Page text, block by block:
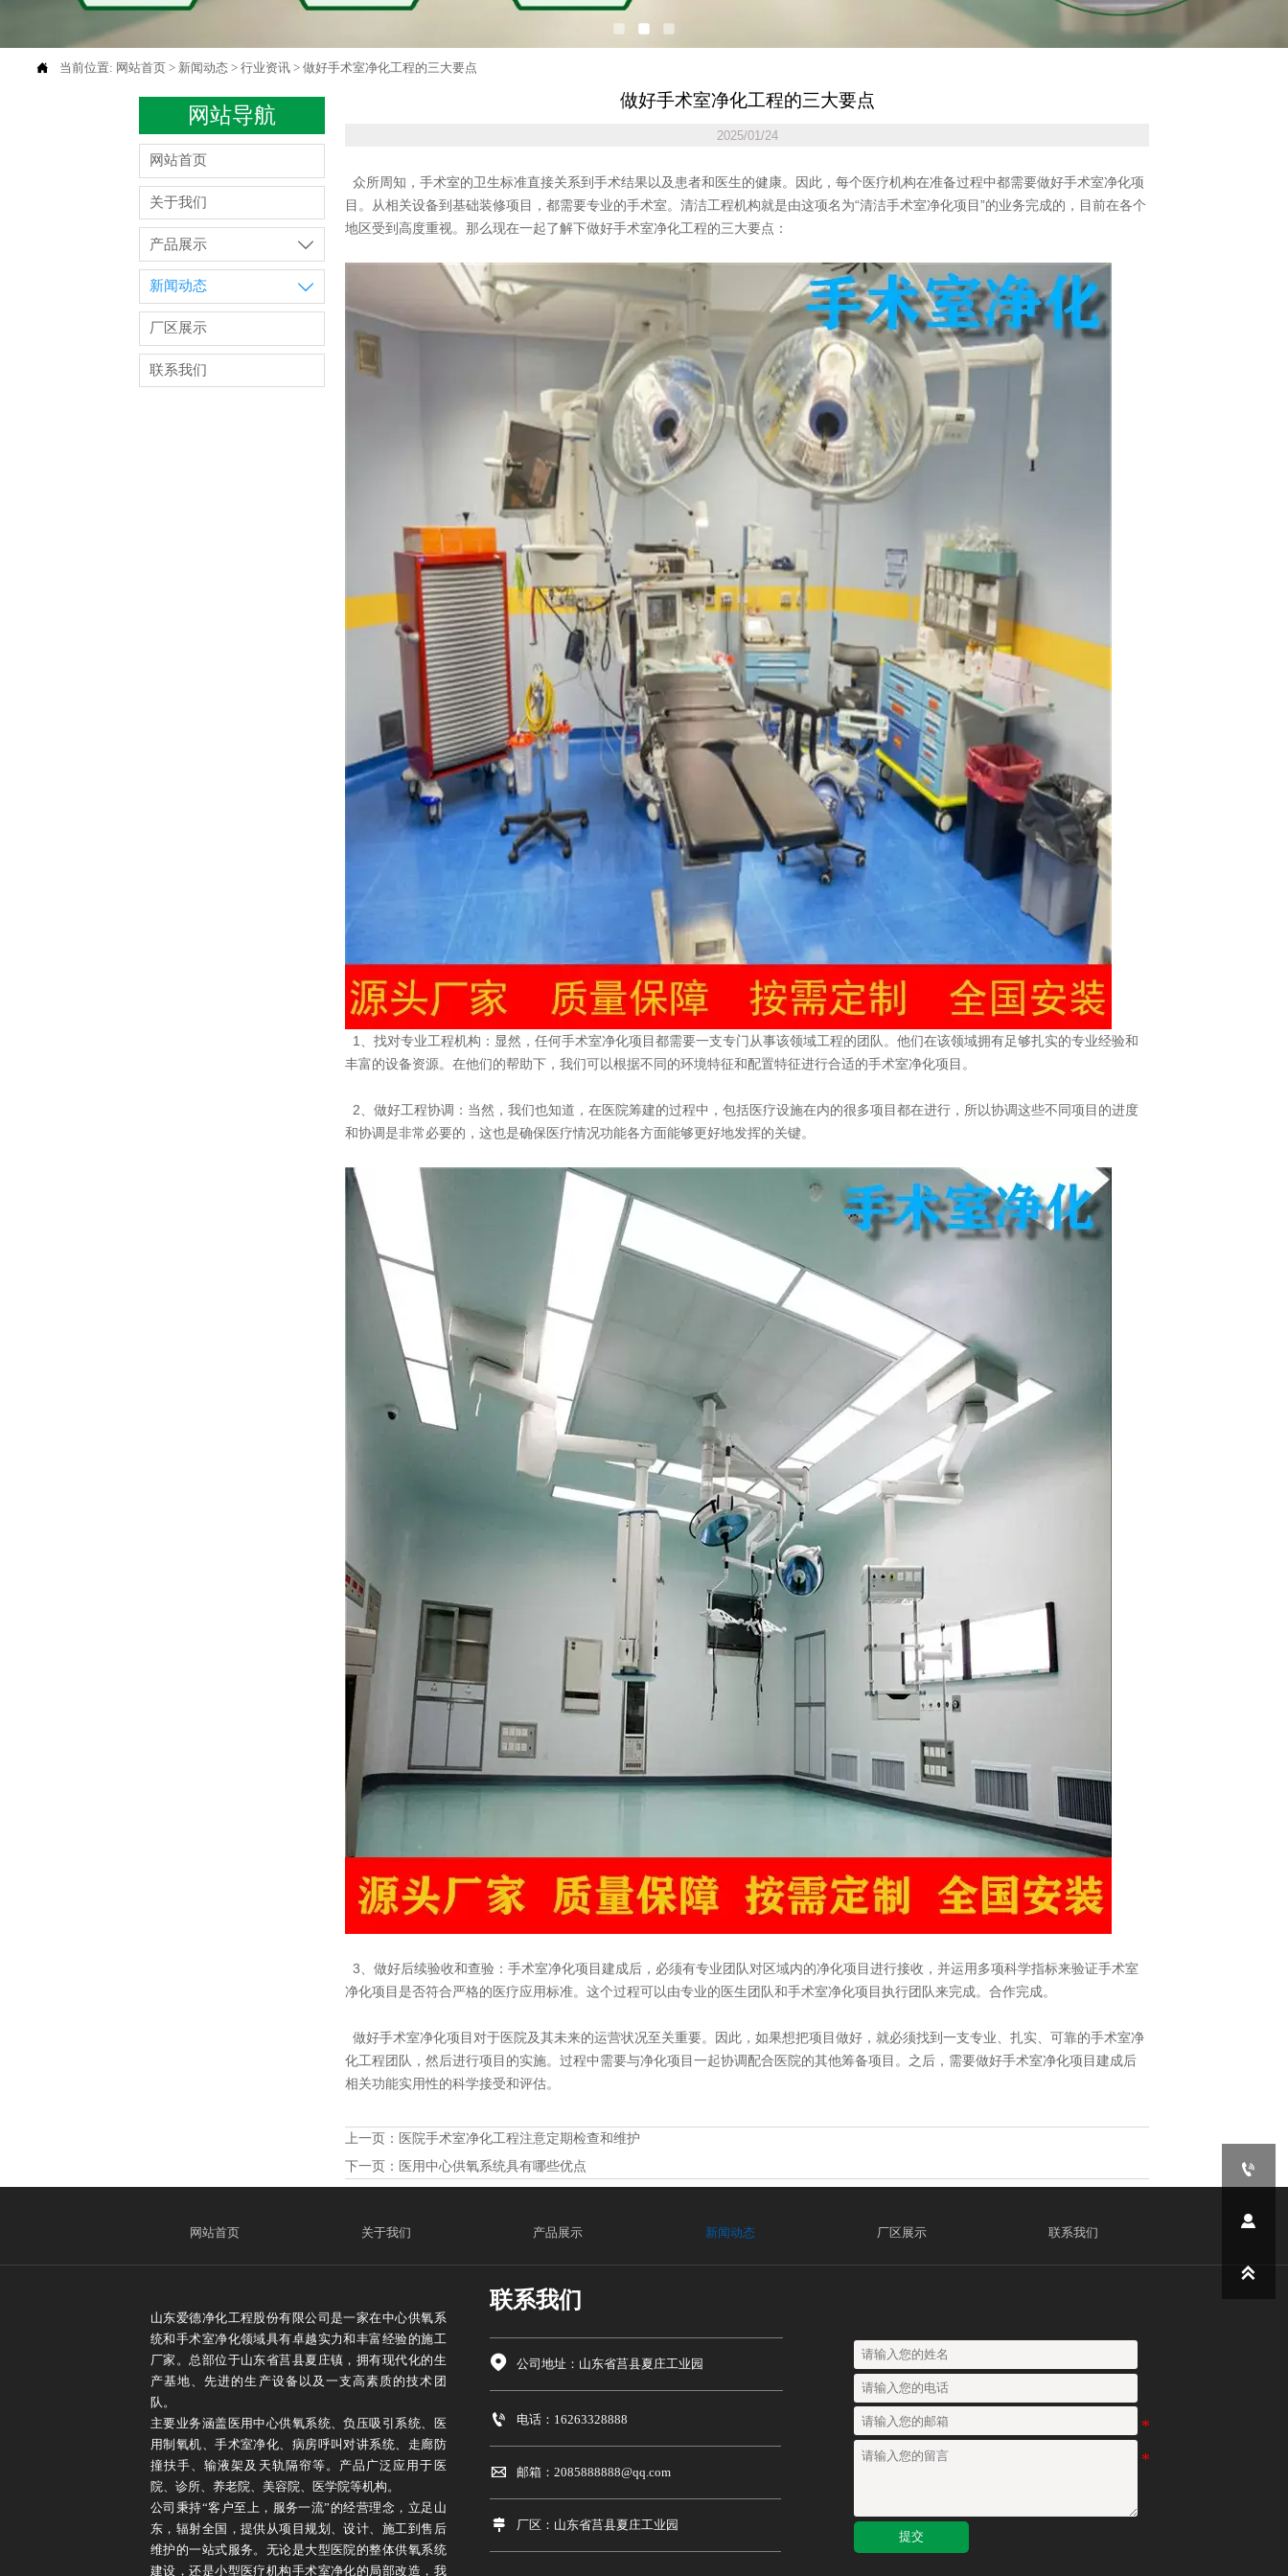
 当前位置: 网站首页> 新闻动态> 行业资讯> 做好手术室净化工程的三大要点
网站导航
网站首页
关于我们
产品展示 
新闻动态 
厂区展示
联系我们
做好手术室净化工程的三大要点
2025/01/24
众所周知，手术室的卫生标准直接关系到手术结果以及患者和医生的健康。因此，每个医疗机构在准备过程中都需要做好手术室净化项
目。从相关设备到基础装修项目，都需要专业的手术室。清洁工程机构就是由这项名为“清洁手术室净化项目”的业务完成的，目前在各个
地区受到高度重视。那么现在一起了解下做好手术室净化工程的三大要点：
1、找对专业工程机构：显然，任何手术室净化项目都需要一支专门从事该领域工程的团队。他们在该领域拥有足够扎实的专业经验和
丰富的设备资源。在他们的帮助下，我们可以根据不同的环境特征和配置特征进行合适的手术室净化项目。
2、做好工程协调：当然，我们也知道，在医院筹建的过程中，包括医疗设施在内的很多项目都在进行，所以协调这些不同项目的进度
和协调是非常必要的，这也是确保医疗情况功能各方面能够更好地发挥的关键。
3、做好后续验收和查验：手术室净化项目建成后，必须有专业团队对区域内的净化项目进行接收，并运用多项科学指标来验证手术室
净化项目是否符合严格的医疗应用标准。这个过程可以由专业的医生团队和手术室净化项目执行团队来完成。合作完成。
做好手术室净化项目对于医院及其未来的运营状况至关重要。因此，如果想把项目做好，就必须找到一支专业、扎实、可靠的手术室净
化工程团队，然后进行项目的实施。过程中需要与净化项目一起协调配合医院的其他筹备项目。之后，需要做好手术室净化项目建成后
相关功能实用性的科学接受和评估。
上一页： 医院手术室净化工程注意定期检查和维护
下一页： 医用中心供氧系统具有哪些优点
网站首页 关于我们 产品展示 新闻动态 厂区展示 联系我们
山东爱德净化工程股份有限公司是一家在中心供氧系
统和手术室净化领域具有卓越实力和丰富经验的施工
厂家。总部位于山东省莒县夏庄镇，拥有现代化的生
产基地、先进的生产设备以及一支高素质的技术团
队。
主要业务涵盖医用中心供氧系统、负压吸引系统、医
用制氧机、手术室净化、病房呼叫对讲系统、走廊防
撞扶手、输液架及天轨隔帘等。产品广泛应用于医
院、诊所、养老院、美容院、医学院等机构。
公司秉持“客户至上，服务一流”的经营理念，立足山
东，辐射全国，提供从项目规划、设计、施工到售后
维护的一站式服务。无论是大型医院的整体供氧系统
建设，还是小型医疗机构手术室净化的局部改造，我
联系我们
 公司地址：山东省莒县夏庄工业园
 电话：16263328888
 邮箱：2085888888@qq.com
 厂区：山东省莒县夏庄工业园
提交


